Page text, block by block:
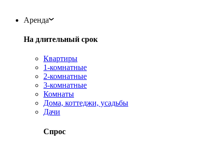
Аренда
На длительный срок
Квартиры
1-комнатные
2-комнатные
3-комнатные
Комнаты
Дома, коттеджи, усадьбы
Дачи
Спрос